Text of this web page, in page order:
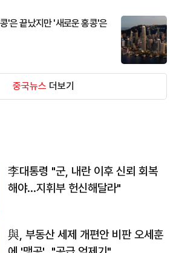
'은 끝났지만 '새로운 홍콩'은
중국뉴스 더보기
李대통령 "군, 내란 이후 신뢰 회복
해야…지휘부 헌신해달라"
與, 부동산 세제 개편안 비판 오세훈